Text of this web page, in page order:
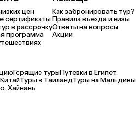
цен
сертификаты
в рассрочку
программа
Как забронировать тур?
Правила въезда и визы
Ответы на вопросы
Акции
Горящие турыПутевки в Египет
Туры в ТаиландТуры на Мальдивы
Хайнань